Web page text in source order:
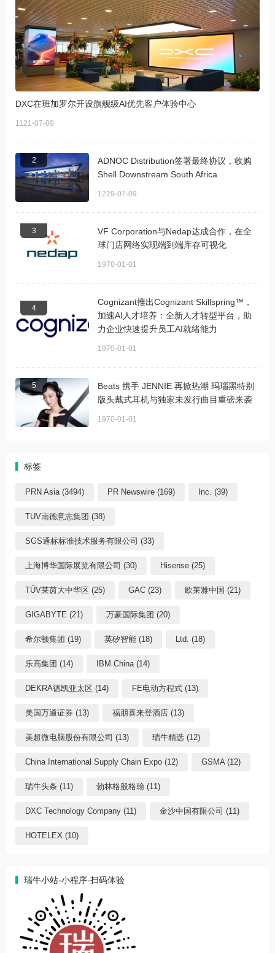
DXC在班加罗尔开设旗舰级AI优先客户体验中心
1121-07-09
2
ADNOC Distribution签署最终协议，收购
Shell Downstream South Africa
1229-07-09
3
VF Corporation与Nedap达成合作，在全
球门店网络实现端到端库存可视化
1970-01-01
4
Cognizant推出Cognizant Skillspring™，
加速AI人才培养：全新人才转型平台，助
力企业快速提升员工AI就绪能力
1970-01-01
5
Beats 携手 JENNIE 再掀热潮 玛瑙黑特别
版头戴式耳机与独家未发行曲目重磅来袭
1970-01-01
标签
PRN Asia (3494) PR Newswire (169) Inc. (39)
TUV南德意志集团 (38)
SGS通标标准技术服务有限公司 (33)
上海博华国际展览有限公司 (30) Hisense (25)
TÜV莱茵大中华区 (25) GAC (23) 欧莱雅中国 (21)
GIGABYTE (21) 万豪国际集团 (20)
希尔顿集团 (19) 英矽智能 (18) Ltd. (18)
乐高集团 (14) IBM China (14)
DEKRA德凯亚太区 (14) FE电动方程式 (13)
美国万通证券 (13) 福朋喜来登酒店 (13)
美超微电脑股份有限公司 (13) 瑞牛精选 (12)
China International Supply Chain Expo (12) GSMA (12)
瑞牛头条 (11) 勃林格殷格翰 (11)
DXC Technology Company (11) 金沙中国有限公司 (11)
HOTELEX (10)
瑞牛小站-小程序-扫码体验